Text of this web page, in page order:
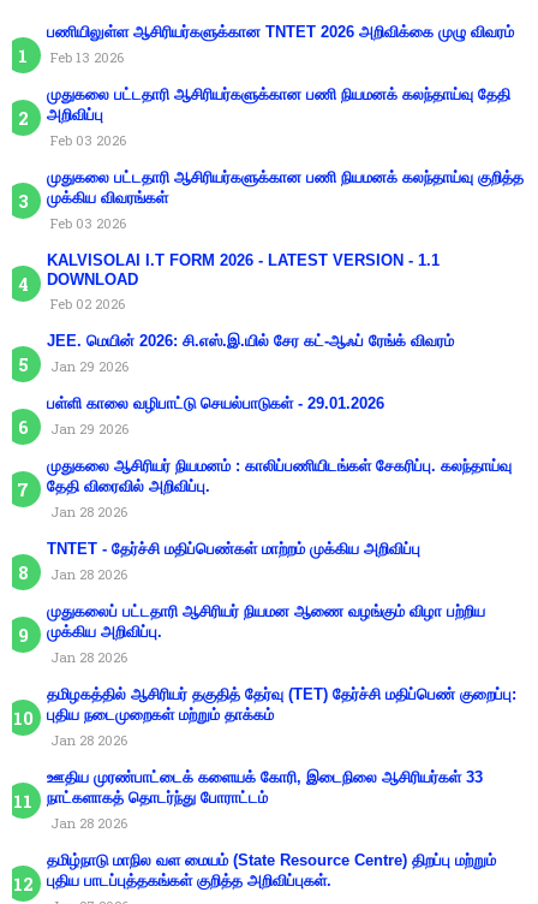
பணியிலுள்ள ஆசிரியர்களுக்கான TNTET 2026 அறிவிக்கை முழு விவரம்
Feb 13 2026
முதுகலை பட்டதாரி ஆசிரியர்களுக்கான பணி நியமனக் கலந்தாய்வு தேதி
அறிவிப்பு
Feb 03 2026
முதுகலை பட்டதாரி ஆசிரியர்களுக்கான பணி நியமனக் கலந்தாய்வு குறித்த
முக்கிய விவரங்கள்
Feb 03 2026
KALVISOLAI I.T FORM 2026 - LATEST VERSION - 1.1
DOWNLOAD
Feb 02 2026
JEE. மெயின் 2026: சி.எஸ்.இ.யில் சேர கட்-ஆஃப் ரேங்க் விவரம்
Jan 29 2026
பள்ளி காலை வழிபாட்டு செயல்பாடுகள் - 29.01.2026
Jan 29 2026
முதுகலை ஆசிரியர் நியமனம் : காலிப்பணியிடங்கள் சேகரிப்பு. கலந்தாய்வு
தேதி விரைவில் அறிவிப்பு.
Jan 28 2026
TNTET - தேர்ச்சி மதிப்பெண்கள் மாற்றம் முக்கிய அறிவிப்பு
Jan 28 2026
முதுகலைப் பட்டதாரி ஆசிரியர் நியமன ஆணை வழங்கும் விழா பற்றிய
முக்கிய அறிவிப்பு.
Jan 28 2026
தமிழகத்தில் ஆசிரியர் தகுதித் தேர்வு (TET) தேர்ச்சி மதிப்பெண் குறைப்பு:
புதிய நடைமுறைகள் மற்றும் தாக்கம்
Jan 28 2026
ஊதிய முரண்பாட்டைக் களையக் கோரி, இடைநிலை ஆசிரியர்கள் 33
நாட்களாகத் தொடர்ந்து போராட்டம்
Jan 28 2026
தமிழ்நாடு மாநில வள மையம் (State Resource Centre) திறப்பு மற்றும்
புதிய பாடப்புத்தகங்கள் குறித்த அறிவிப்புகள்.